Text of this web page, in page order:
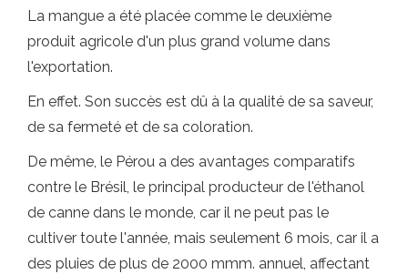
La mangue a été placée comme le deuxième
produit agricole d'un plus grand volume dans
l'exportation.
En effet. Son succès est dû à la qualité de sa saveur,
de sa fermeté et de sa coloration.
De même, le Pérou a des avantages comparatifs
contre le Brésil, le principal producteur de l'éthanol
de canne dans le monde, car il ne peut pas le
cultiver toute l'année, mais seulement 6 mois, car il a
des pluies de plus de 2000 mmm. annuel, affectant